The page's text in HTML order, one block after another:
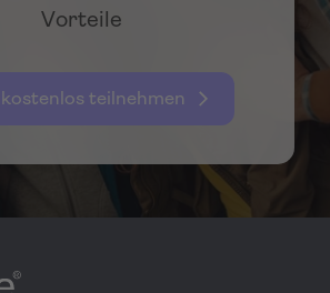
Vorteile
teilnehmen